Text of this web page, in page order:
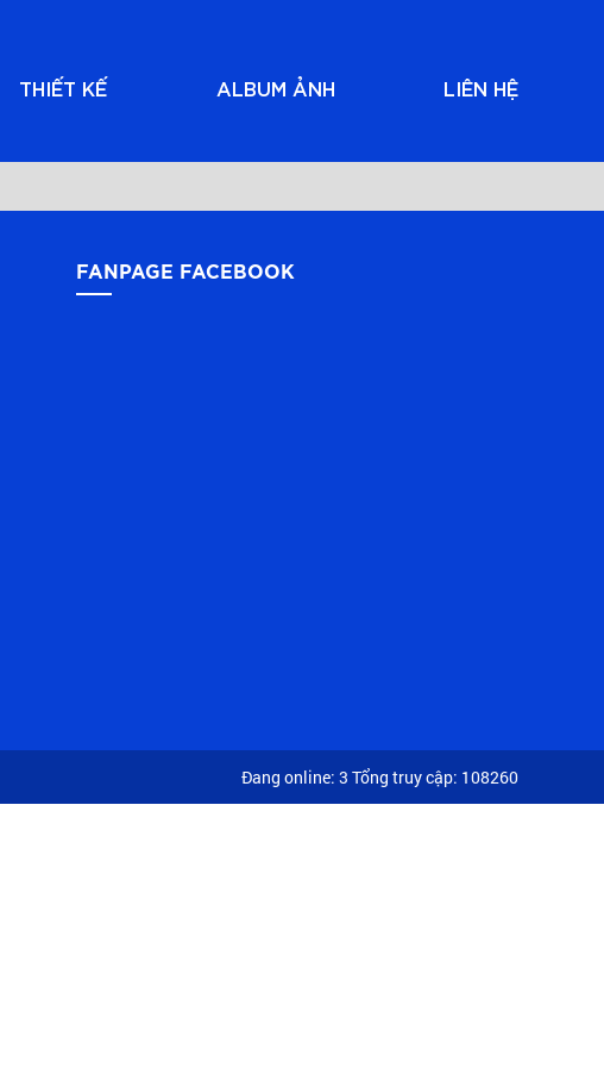
THIẾT KẾ ALBUM ẢNH LIÊN HỆ
FANPAGE FACEBOOK
Đang online: 3 Tổng truy cập: 108260